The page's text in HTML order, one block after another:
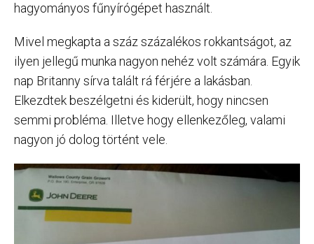
hagyományos fűnyírógépet használt.
Mivel megkapta a száz százalékos rokkantságot, az
ilyen jellegű munka nagyon nehéz volt számára. Egyik
nap Britanny sírva talált rá férjére a lakásban.
Elkezdtek beszélgetni és kiderült, hogy nincsen
semmi probléma. Illetve hogy ellenkezőleg, valami
nagyon jó dolog történt vele.